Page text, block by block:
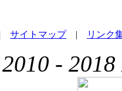
サイトマップ| リンク
- 2018